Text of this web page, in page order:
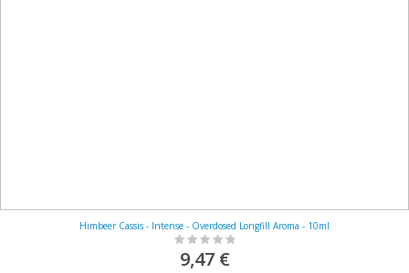
Himbeer Cassis - Intense - Overdosed Longfill Aroma - 10ml
Rating:
0%
9,47 €